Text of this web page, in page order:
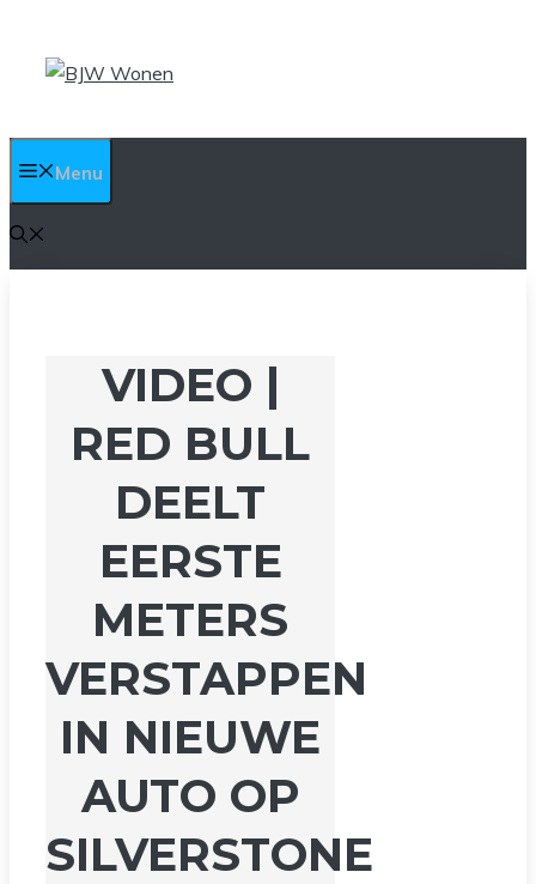
naar
Menu
VIDEO |
RED BULL
DEELT
EERSTE
METERS
VERSTAPPEN
IN NIEUWE
AUTO OP
SILVERSTONE